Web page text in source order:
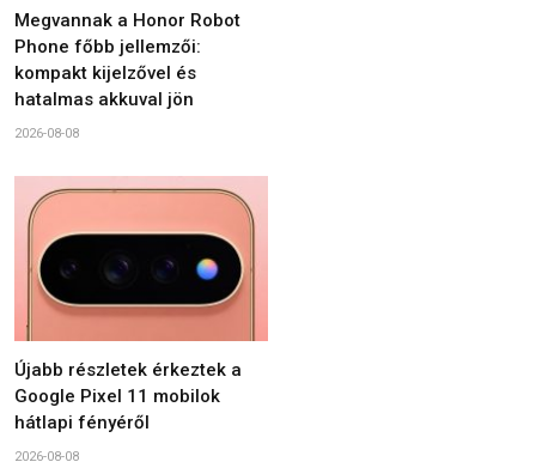
Megvannak a Honor Robot
Phone főbb jellemzői:
kompakt kijelzővel és
hatalmas akkuval jön
2026-08-08
Újabb részletek érkeztek a
Google Pixel 11 mobilok
hátlapi fényéről
2026-08-08